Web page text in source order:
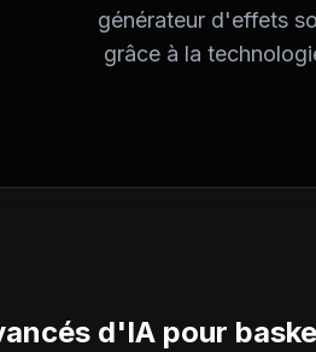
générateur d'effets
grâce à la
d'IA pour